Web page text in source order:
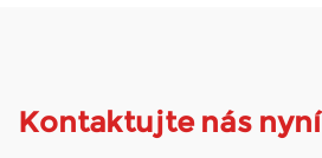
Kontaktujte nás nyní